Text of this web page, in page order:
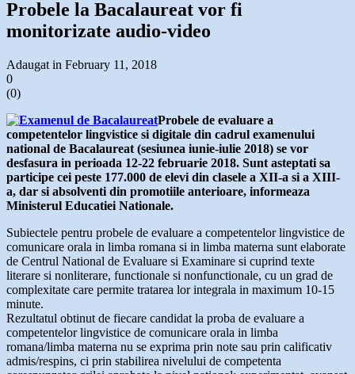
Probele la Bacalaureat vor fi
monitorizate audio-video
Adaugat in February 11, 2018
0
(0)
Probele de evaluare a
competentelor lingvistice si digitale din cadrul examenului
national de Bacalaureat (sesiunea iunie-iulie 2018) se vor
desfasura in perioada 12-22 februarie 2018. Sunt asteptati sa
participe cei peste 177.000 de elevi din clasele a XII-a si a XIII-
a, dar si absolventi din promotiile anterioare, informeaza
Ministerul Educatiei Nationale.
Subiectele pentru probele de evaluare a competentelor lingvistice de
comunicare orala in limba romana si in limba materna sunt elaborate
de Centrul National de Evaluare si Examinare si cuprind texte
literare si nonliterare, functionale si nonfunctionale, cu un grad de
complexitate care permite tratarea lor integrala in maximum 10-15
minute.
Rezultatul obtinut de fiecare candidat la proba de evaluare a
competentelor lingvistice de comunicare orala in limba
romana/limba materna nu se exprima prin note sau prin calificativ
admis/respins, ci prin stabilirea nivelului de competenta